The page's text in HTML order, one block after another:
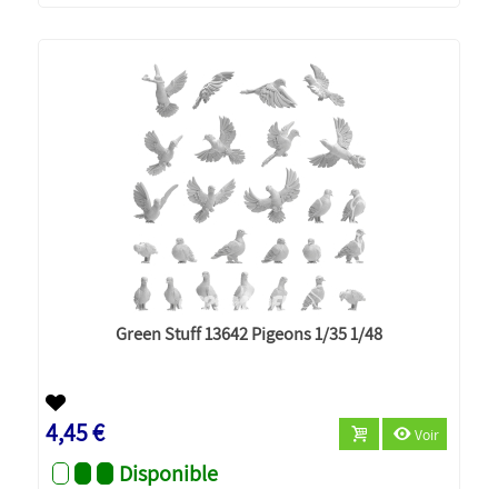
Green Stuff 13642 Pigeons 1/35 1/48
4,45 € Voir
Disponible